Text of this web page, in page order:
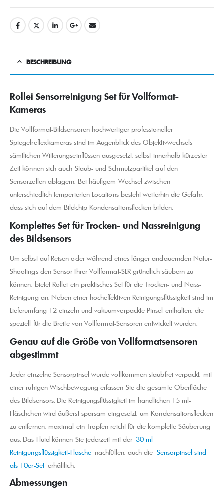
BESCHREIBUNG
Rollei Sensorreinigung Set für Vollformat-
Kameras
Die Vollformat-Bildsensoren hochwertiger professioneller
Spiegelreflexkameras sind im Augenblick des Objektivwechsels
sämtlichen Witterungseinflüssen ausgesetzt, selbst innerhalb kürzester
Zeit können sich auch Staub- und Schmutzpartikel auf den
Sensorzellen ablagern. Bei häufigem Wechsel zwischen
unterschiedlich temperierten Locations besteht weiterhin die Gefahr,
dass sich auf dem Bildchip Kondensationsflecken bilden.
Komplettes Set für Trocken- und Nassreinigung
des Bildsensors
Um selbst auf Reisen oder während eines länger andauernden Natur-
Shootings den Sensor Ihrer Vollformat-SLR gründlich säubern zu
können, bietet Rollei ein praktisches Set für die Trocken- und Nass-
Reinigung an. Neben einer hocheffektiven Reinigungsflüssigkeit sind im
Lieferumfang 12 einzeln und vakuumverpackte Pinsel enthalten, die
speziell für die Breite von Vollformat-Sensoren entwickelt wurden.
Genau auf die Größe von Vollformatsensoren
abgestimmt
Jeder einzelne Sensorpinsel wurde vollkommen staubfrei verpackt, mit
einer ruhigen Wischbewegung erfassen Sie die gesamte Oberfläche
des Bildsensors. Die Reinigungsflüssigkeit im handlichen 15 ml-
Fläschchen wird äußerst sparsam eingesetzt, um Kondensationsflecken
zu entfernen, maximal ein Tropfen reicht für die komplette Säuberung
aus. Das Fluid können Sie jederzeit mit der30 ml
Reinigungsflüssigkeit-Flasche nachfüllen, auch die Sensorpinsel sind
als 10er-Seterhältlich.
Abmessungen